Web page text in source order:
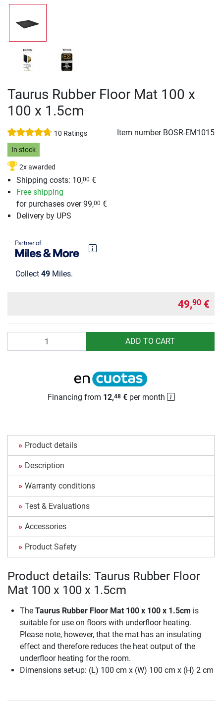
Taurus Rubber Floor Mat 100 x
100 x 1.5cm
10 Ratings Item number BOSR-EM1015
In stock
2x awarded
Shipping costs: 10,00 €
Free shipping
for purchases over 99,00 €
Delivery by UPS
Collect 49 Miles.
49,90 €
ADD TO CART
Financing from 12,48€per month
Product details
Description
Warranty conditions
Test & Evaluations
Accessories
Product Safety
Product details: Taurus Rubber Floor
Mat 100 x 100 x 1.5cm
The Taurus Rubber Floor Mat 100 x 100 x 1.5cm is
suitable for use on floors with underfloor heating.
Please note, however, that the mat has an insulating
effect and therefore reduces the heat output of the
underfloor heating for the room.
Dimensions set-up: (L) 100 cm x (W) 100 cm x (H) 2 cm